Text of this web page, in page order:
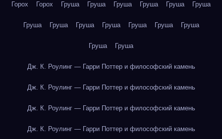
Горох Горох Груша Груша Груша Груша Груша Груша
Груша Груша Груша Груша Груша Груша Груша
Груша Груша
Дж. К. Роулинг — Гарри Поттер и философский камень
Дж. К. Роулинг — Гарри Поттер и философский камень
Дж. К. Роулинг — Гарри Поттер и философский камень
Дж. К. Роулинг — Гарри Поттер и философский камень